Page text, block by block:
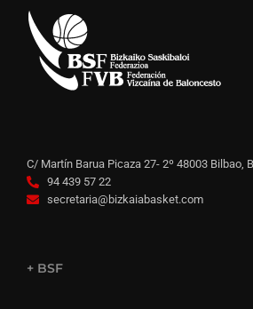
C/ Martín Barua Picaza 27- 2º 48003 Bilbao,
94 439 57 22
secretaria@bizkaiabasket.com
+ BSF